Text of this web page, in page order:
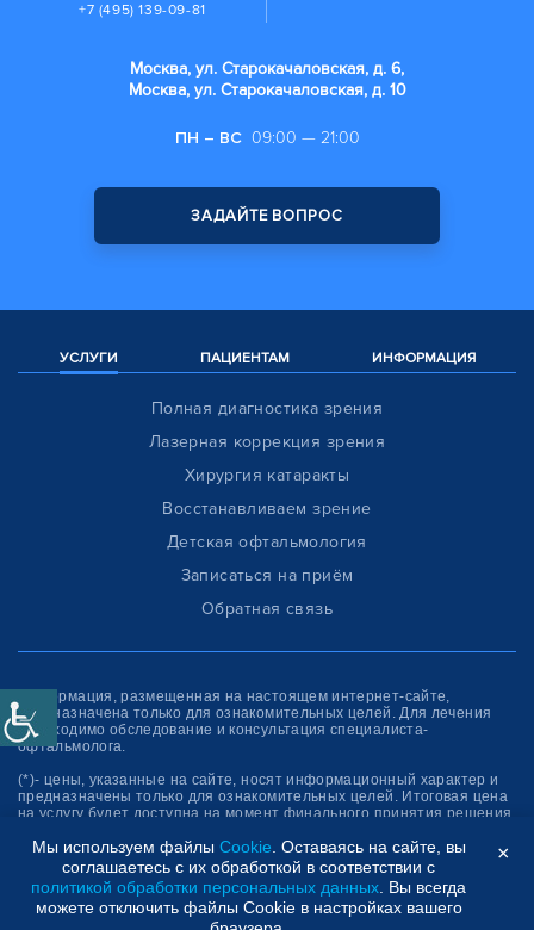
+7 (495) 139-09-81
Москва, ул. Старокачаловская, д. 6,
Москва, ул. Старокачаловская, д. 10
ПН – ВС 09:00 — 21:00
ЗАДАЙТЕ ВОПРОС
УСЛУГИ ПАЦИЕНТАМ ИНФОРМАЦИЯ
Полная диагностика зрения
Лазерная коррекция зрения
Хирургия катаракты
Восстанавливаем зрение
Детская офтальмология
Записаться на приём
Обратная связь
Клиника “СФЕРА”
Информация, размещенная на настоящем интернет-сайте,
предназначена только для ознакомитель­ных целей. Для лечения
необходимо обследование и консультация специалиста-
офтальмолога.
(*)- цены, указанные на сайте, носят информационный характер и
предназначены только для ознакомительных целей. Итоговая цена
на услугу будет доступна на момент финального принятия решения
Мы используем файлы Cookie . Оставаясь на сайте, вы
соглашаетесь с их обработкой в соответствии с
политикой обработки персональных данных . Вы всегда
можете отключить файлы Cookie в настройках вашего
×